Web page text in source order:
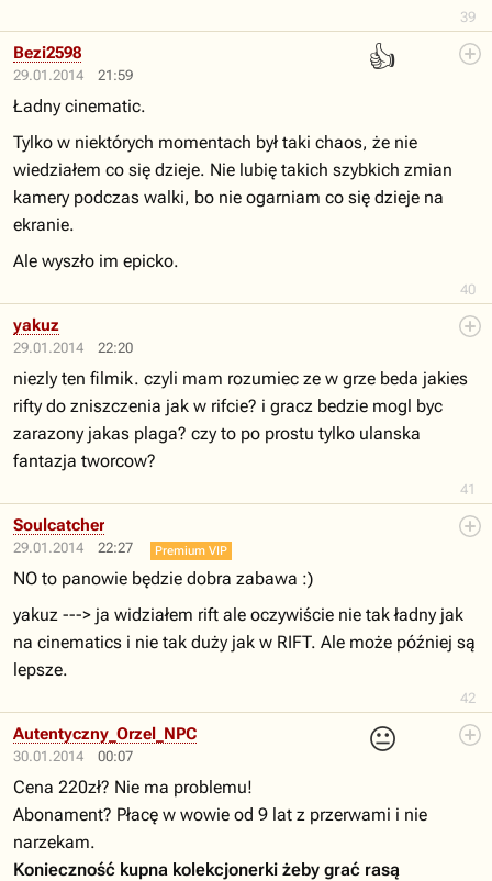
39
29.01.2014 21:59
👍
40
Bezi2598
Ładny cinematic.
Tylko w niektórych momentach był taki chaos, że nie
wiedziałem co się dzieje. Nie lubię takich szybkich zmian
kamery podczas walki, bo nie ogarniam co się dzieje na
ekranie.
Ale wyszło im epicko.
29.01.2014 22:20
41
yakuz
niezly ten filmik. czyli mam rozumiec ze w grze beda jakies
rifty do zniszczenia jak w rifcie? i gracz bedzie mogl byc
zarazony jakas plaga? czy to po prostu tylko ulanska
fantazja tworcow?
29.01.2014 22:27
42
Soulcatcher
Premium VIP
NO to panowie będzie dobra zabawa :)
yakuz ---> ja widziałem rift ale oczywiście nie tak ładny jak
na cinematics i nie tak duży jak w RIFT. Ale może później są
lepsze.
30.01.2014 00:07
😐
Autentyczny_Orzel_NPC
Cena 220zł? Nie ma problemu!
Abonament? Płacę w wowie od 9 lat z przerwami i nie
narzekam.
Konieczność kupna kolekcjonerki żeby grać rasą